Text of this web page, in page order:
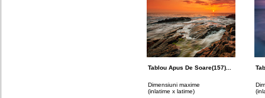
Tablou Apus De Soare(157)...
Dimensiuni maxime
(inlatime x latime)